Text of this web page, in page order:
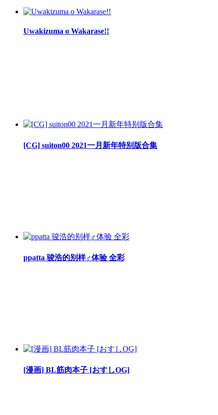
Uwakizuma o Wakarase!!
[CG] suiton00 2021一月新年特别版合集
ppatta 骏浩的别样♂体验 全彩
[漫画] BL筋肉本子 [おすしOG]